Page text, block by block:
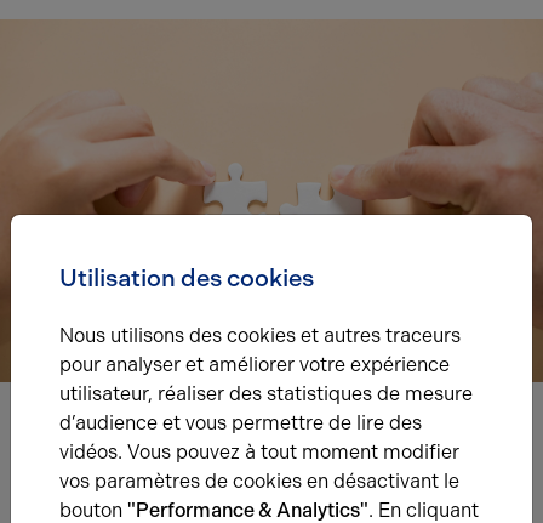
Nous avons hâte de vous lire,
prenez contact !
Utilisation des cookies
Nous utilisons des cookies et autres traceurs
pour analyser et améliorer votre expérience
utilisateur, réaliser des statistiques de mesure
d’audience et vous permettre de lire des
vidéos. Vous pouvez à tout moment modifier
vos paramètres de cookies en désactivant le
bouton "Performance & Analytics". En cliquant